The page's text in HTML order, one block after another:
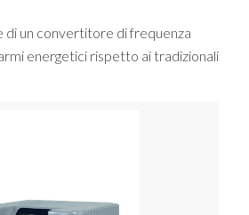
di un convertitore di frequenza
energetici rispetto ai tradizionali